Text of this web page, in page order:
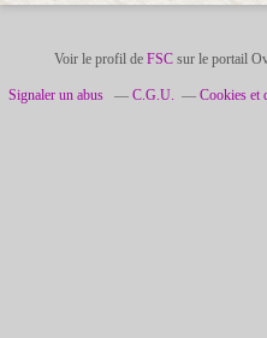
Voir le profil de FSCsur le portail
Signaler un abus C.G.U. Cookies et